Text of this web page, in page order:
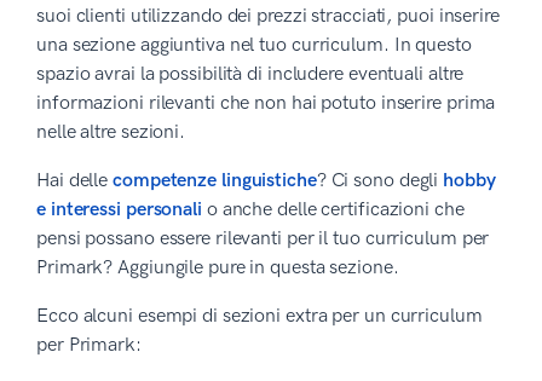
suoi clienti utilizzando dei prezzi stracciati, puoi inserire
una sezione aggiuntiva nel tuo curriculum. In questo
spazio avrai la possibilità di includere eventuali altre
informazioni rilevanti che non hai potuto inserire prima
nelle altre sezioni.
Hai delle competenze linguistiche? Ci sono degli hobby
e interessi personali o anche delle certificazioni che
pensi possano essere rilevanti per il tuo curriculum per
Primark? Aggiungile pure in questa sezione.
Ecco alcuni esempi di sezioni extra per un curriculum
per Primark: